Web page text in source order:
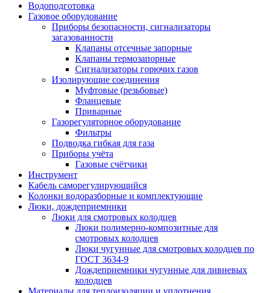
Водоподготовка
Газовое оборудование
Приборы безопасности, сигнализаторы
загазованности
Клапаны отсечные запорные
Клапаны термозапорные
Сигнализаторы горючих газов
Изолирующие соединения
Муфтовые (резьбовые)
Фланцевые
Приварные
Газорегуляторное оборудование
Фильтры
Подводка гибкая для газа
Приборы учёта
Газовые счётчики
Инструмент
Кабель саморегулирующийся
Колонки водоразборные и комплектующие
Люки, дождеприемники
Люки для смотровых колодцев
Люки полимерно-композитные для
смотровых колодцев
Люки чугунные для смотровых колодцев по
ГОСТ 3634-9
Дождеприемники чугунные для ливневых
колодцев
Материалы для теплоизоляции и уплотнения